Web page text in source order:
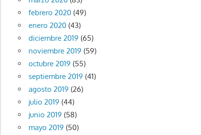
febrero 2020(49)
enero 2020(43)
diciembre 2019 (65)
noviembre 2019 (59)
octubre 2019 (55)
septiembre 2019 (41)
agosto 2019 (26)
julio 2019 (44)
junio 2019 (58)
mayo 2019 (50)